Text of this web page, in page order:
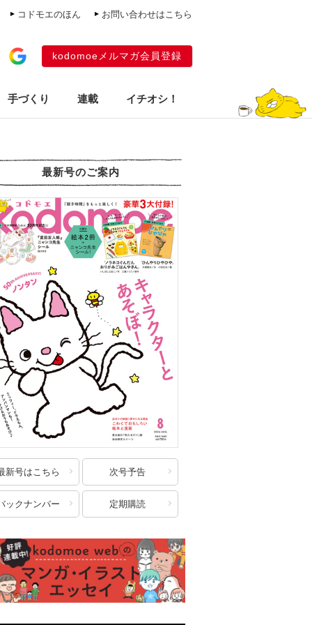
コドモエのほん お問い合わせはこちら
kodomoeメルマガ会員登録
手づくり 連載 イチオシ！
最新号のご案内
新号はこちら 次号予告
ックナンバー 定期購読